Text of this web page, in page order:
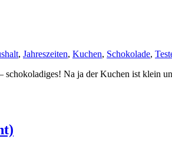
, Jahreszeiten, Kuchen, Schokolade,
Na ja der Kuchen ist klein